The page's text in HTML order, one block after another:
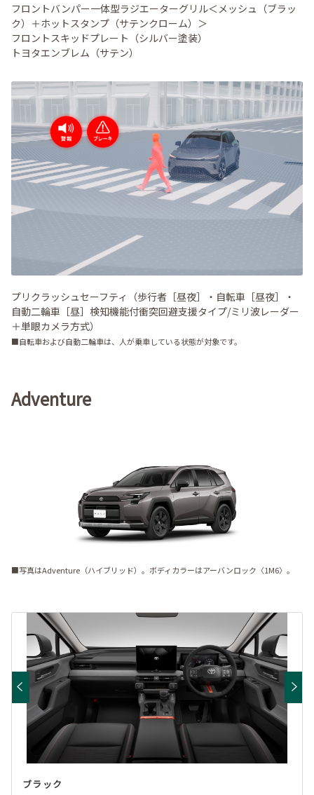
フロントバンパー一体型ラジエーターグリル＜メッシュ（ブラッ
ク）＋ホットスタンプ（サテンクローム）＞
フロントスキッドプレート（シルバー塗装）
トヨタエンブレム （サテン）
プリクラッシュセーフティ（歩行者［昼夜］・自転車［昼夜］・
自動二輪車［昼］検知機能付衝突回避支援タイプ/ミリ波レーダー
＋単眼カメラ方式）
■自転車および自動二輪車は、人が乗車している状態が対象です。
Adventure
■写真はAdventure（ハイブリッド）。ボディカラーはアーバンロック〈1M6〉。
ブラック